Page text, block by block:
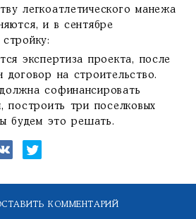
легкоатлетического манежа
и в сентябре
экспертиза проекта, после
договор на строительство.
софинансировать
построить три поселковых
будем это решать.
КОММЕНТАРИЙ